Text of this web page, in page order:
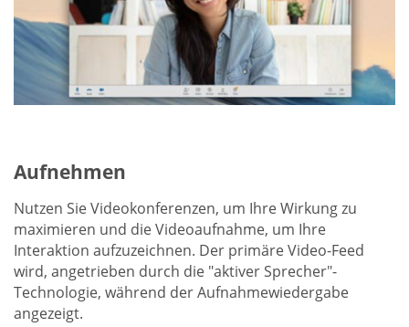
Aufnehmen
Nutzen Sie Videokonferenzen, um Ihre Wirkung zu
maximieren und die Videoaufnahme, um Ihre
Interaktion aufzuzeichnen. Der primäre Video-Feed
wird, angetrieben durch die "aktiver Sprecher"-
Technologie, während der Aufnahmewiedergabe
angezeigt.